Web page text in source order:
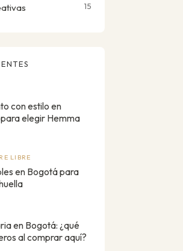
15
con estilo en
elegir Hemma
LIBRE
en Bogotá para
en Bogotá: ¿qué
al comprar aquí?